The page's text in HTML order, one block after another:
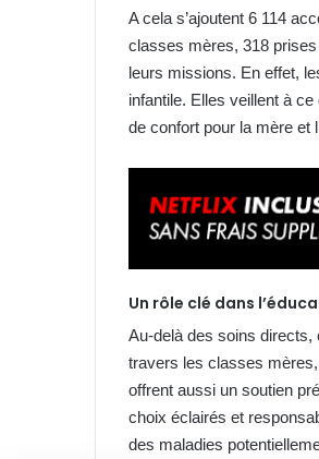
A cela s’ajoutent 6 114
classes mères, 318 prises
leurs missions. En effet,
infantile. Elles veillent à
de confort pour la mère et
Un rôle clé dans
Au-delà des soins directs,
travers les classes
offrent aussi un soutien
choix éclairés et
des maladies